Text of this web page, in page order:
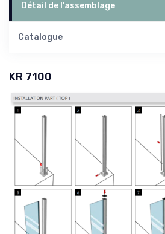
Détail de l'assemblage
Catalogue
KR 7100